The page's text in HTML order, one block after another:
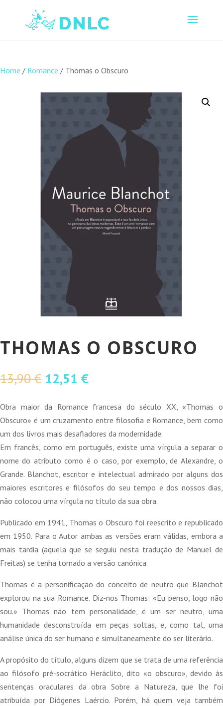
Home / Romance / Thomas o Obscuro
THOMAS O OBSCURO
13,90€ O
original
era:
13,90 €.
12,51 €O
atual
é:
12,51 €.
Obra maior da Romance francesa do século XX, «Thomas o
Obscuro» é um cruzamento entre filosofia e Romance, bem como
um dos livros mais desafiadores da modernidade.
Em francês, como em português, existe uma vírgula a separar o
nome do atributo como é o caso, por exemplo, de Alexandre, o
Grande. Blanchot, escritor e intelectual admirado por alguns dos
maiores escritores e filósofos do seu tempo e dos nossos dias,
não colocou uma vírgula no título da sua obra.
Publicado em 1941, Thomas o Obscuro foi reescrito e republicado
em 1950. Para o Autor ambas as versões eram válidas, embora a
mais tardia (aquela que se seguiu nesta tradução de Manuel de
Freitas) se tenha tornado a versão canónica.
Thomas é a personificação do conceito de neutro que Blanchot
explorou na sua Romance. Diz-nos Thomas: «Eu penso, logo não
sou.» Thomas não tem personalidade, é um ser neutro, uma
humanidade desconstruída em peças soltas, e, como tal, uma
análise única do ser humano e simultaneamente do ser literário.
A propósito do título, alguns dizem que se trata de uma referência
ao filósofo pré-socrático Heráclito, dito «o obscuro», devido às
sentenças oraculares da obra Sobre a Natureza, que lhe foi
atribuída por Diógenes Laércio. Porém, há quem veja também